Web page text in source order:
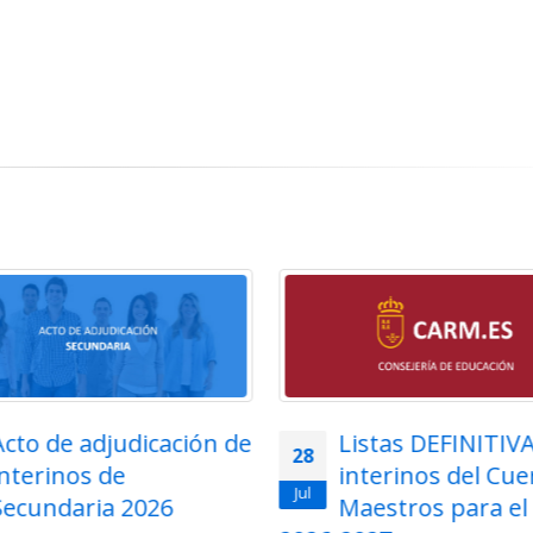
DEFINITIVAS de
del Cuerpo de
para el curso
27
Jul
Adjudicación
para
Cuerpo de